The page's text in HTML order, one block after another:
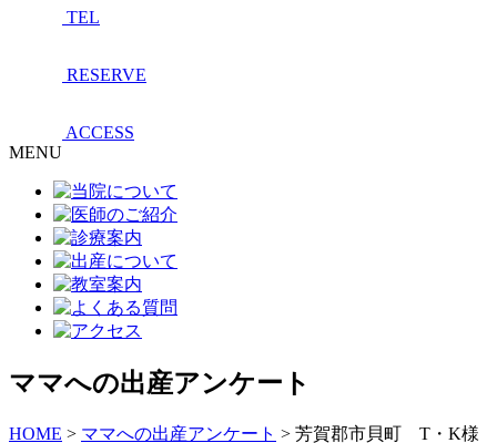
TEL
RESERVE
ACCESS
MENU
ママへの出産アンケート
HOME > ママへの出産アンケート > 芳賀郡市貝町 T・K様